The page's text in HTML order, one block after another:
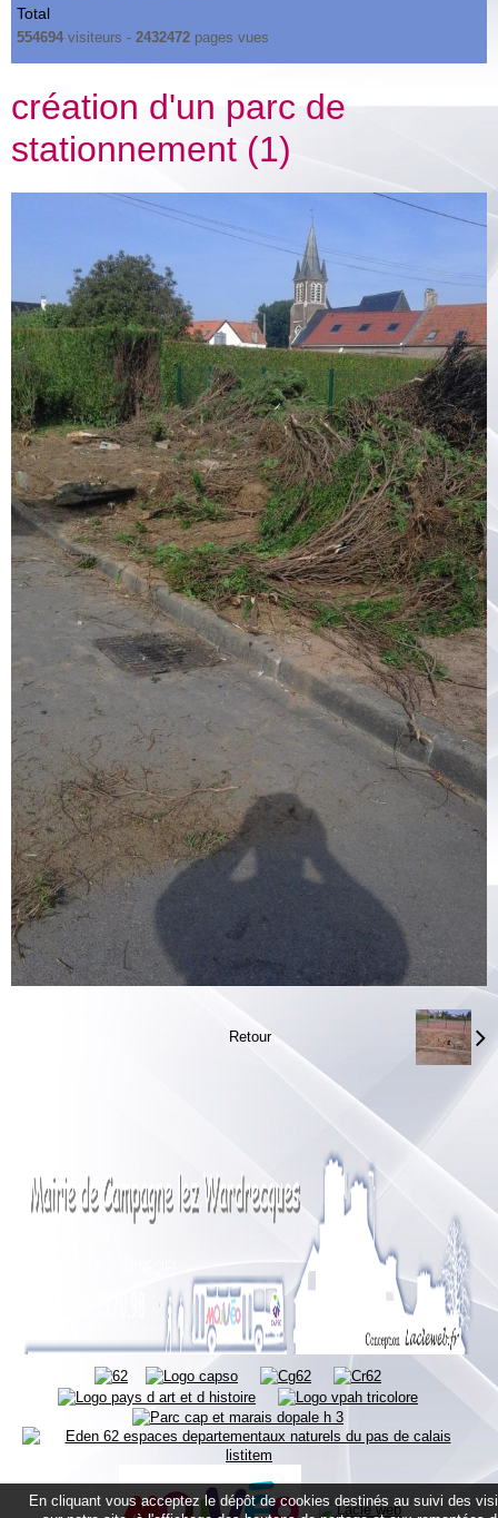
Total
554694 visiteurs - 2432472 pages vues
création d'un parc de
stationnement (1)
Retour
En cliquant vous acceptez le dépôt de cookies destinés au suivi des